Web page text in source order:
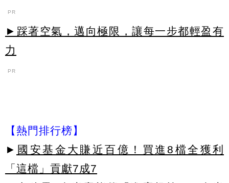
PR
►踩著空氣，邁向極限，讓每一步都輕盈有
力
PR
【熱門排行榜】
► 國安基金大賺近百億！買進8檔全獲利
「這檔」貢獻7成7